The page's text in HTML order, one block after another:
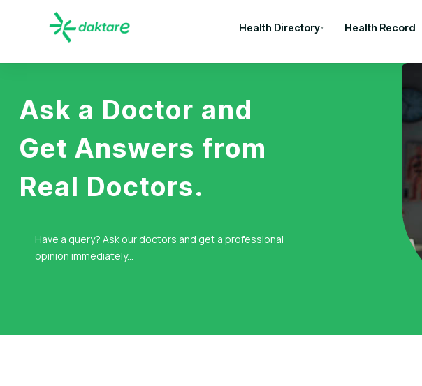
Health Directory Health Record
Ask a Doctor and
Get Answers from
Real Doctors.
Have a query? Ask our doctors and get a professional
opinion immediately...